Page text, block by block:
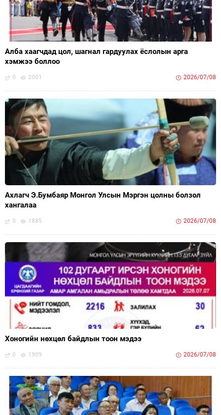
Алба хаагчдад цол, шагнал гардуулах ёслолын арга
хэмжээ боллоо
0 2001 2026/07/08
Ахлагч Э.Бумбаяр Монгол Улсын Мэргэн цолны болзол
хангалаа
0 1885 2026/07/08
Хоногийн нөхцөл байдлын тоон мэдээ
0 1909 2026/07/08